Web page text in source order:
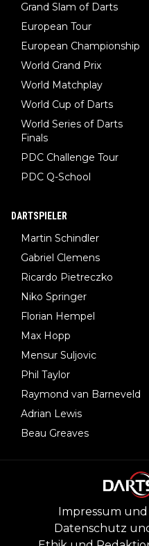
Grand Slam of Darts
European Tour
European Championship
World Grand Prix
World Matchplay
World Cup of Darts
World Series of Darts
Finals
PDC Challenge Tour
PDC Q-School
DARTSPIELER
Martin Schindler
Gabriel Clemens
Ricardo Pietreczko
Niko Springer
Florian Hempel
Max Hopp
Mensur Suljovic
Phil Taylor
Raymond van Barneveld
Adrian Lewis
Beau Greaves
Impressum
Datenschutz